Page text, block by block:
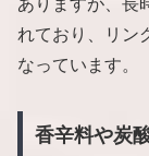
れており、リン
なっています。
香辛料や炭